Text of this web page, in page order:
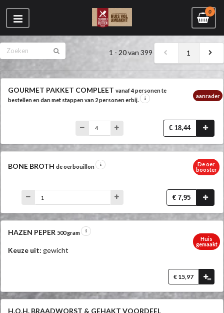
0
1 - 20 van 399 1
GOURMET PAKKET COMPLEET vanaf 4 personen te
bestellen en dan met stappen van 2 personen erbij.
aanrader
€ 18,44
BONE BROTH de oerbouillon
De oer
booster
€ 7,95
HAZEN PEPER 500 gram
Keuze uit: gewicht
Huis
gemaakt
€ 15,97 =
H.O.H. BRAADWORST & GEHAKT VOORDEEL